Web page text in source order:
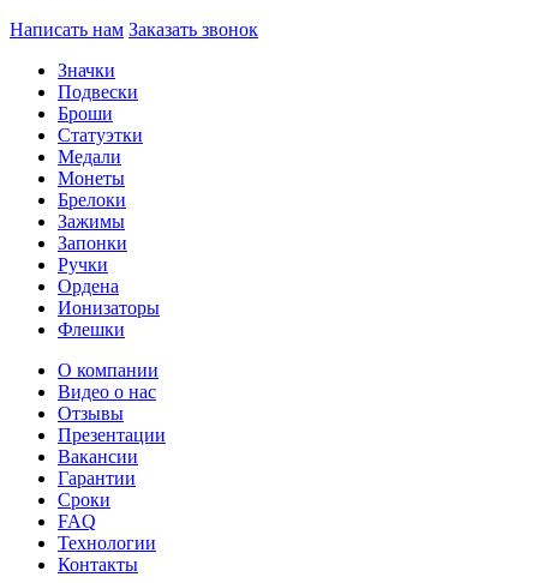
Написать нам Заказать звонок
Значки
Подвески
Броши
Статуэтки
Медали
Монеты
Брелоки
Зажимы
Запонки
Ручки
Ордена
Ионизаторы
Флешки
О компании
Видео о нас
Отзывы
Презентации
Вакансии
Гарантии
Сроки
FAQ
Технологии
Контакты